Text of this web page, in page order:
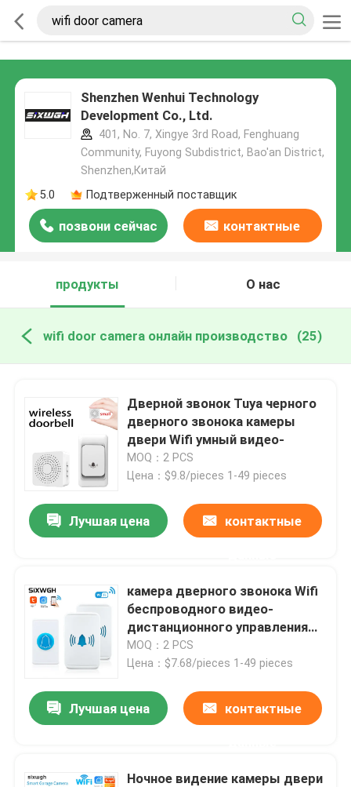
Shenzhen Wenhui Technology
Development Co., Ltd.
401, No. 7, Xingye 3rd Road, Fenghuang
Community, Fuyong Subdistrict, Bao'an District,
Shenzhen,Китай
5.0
Подтверженный поставщик
позвони сейчас контактные
продукты
О нас
wifi door camera онлайн производство (25)
Дверной звонок Tuya черного
дверного звонока камеры
двери Wifi умный видео-
MOQ：2 PCS
Цена：$9.8/pieces 1-49 pieces
Лучшая цена контактные
камера дверного звонока Wifi
беспроводного видео-
дистанционного управления
определения дверного звонка
30W высокого умная
MOQ：2 PCS
Цена：$7.68/pieces 1-49 pieces
Лучшая цена контактные
Ночное видение камеры двери